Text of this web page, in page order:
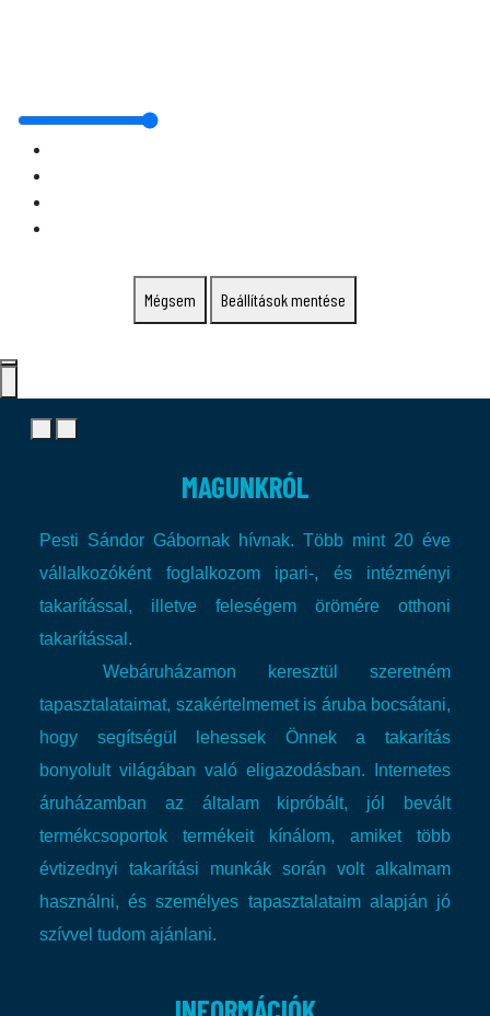
Mégsem Beállítások mentése
MAGUNKRÓL
Pesti Sándor Gábornak hívnak. Több mint 20 éve
vállalkozóként foglalkozom ipari-, és intézményi
takarítással, illetve feleségem örömére otthoni
takarítással.
Webáruházamon keresztül szeretném
tapasztalataimat, szakértelmemet is áruba bocsátani,
hogy segítségül lehessek Önnek a takarítás
bonyolult világában való eligazodásban.
Internetes
áruházamban az általam kipróbált, jól bevált
termékcsoportok termékeit kínálom, amiket több
évtizednyi takarítási munkák során volt alkalmam
használni, és személyes tapasztalataim alapján jó
szívvel tudom ajánlani.